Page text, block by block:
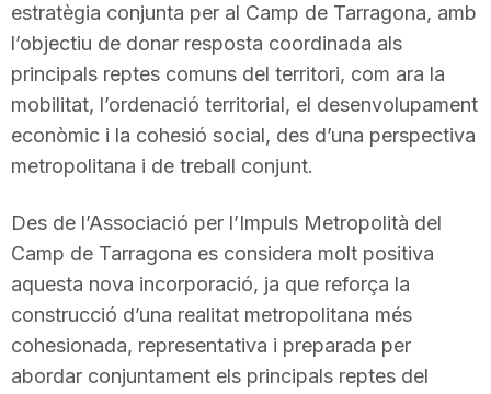
estratègia conjunta per al Camp de Tarragona, amb
l’objectiu de donar resposta coordinada als
principals reptes comuns del territori, com ara la
mobilitat, l’ordenació territorial, el desenvolupament
econòmic i la cohesió social, des d’una perspectiva
metropolitana i de treball conjunt.
Des de l’Associació per l’Impuls Metropolità del
Camp de Tarragona es considera molt positiva
aquesta nova incorporació, ja que reforça la
construcció d’una realitat metropolitana més
cohesionada, representativa i preparada per
abordar conjuntament els principals reptes del